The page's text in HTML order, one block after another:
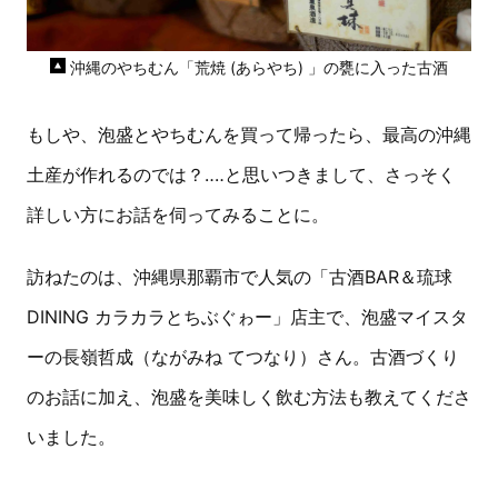
沖縄のやちむん「荒焼 (あらやち) 」の甕に入った古酒
もしや、泡盛とやちむんを買って帰ったら、最高の沖縄
土産が作れるのでは？‥‥と思いつきまして、さっそく
詳しい方にお話を伺ってみることに。
訪ねたのは、沖縄県那覇市で人気の「古酒BAR＆琉球
DINING カラカラとちぶぐゎー」店主で、泡盛マイスタ
ーの長嶺哲成（ながみね てつなり）さん。古酒づくり
のお話に加え、泡盛を美味しく飲む方法も教えてくださ
いました。